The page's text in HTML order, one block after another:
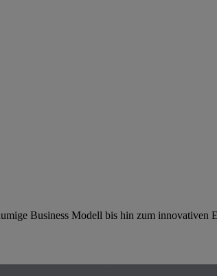
Business Modell bis hin zum innovativen